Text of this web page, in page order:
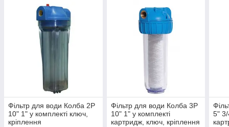
Фільтр для води Колба 2Р
10" 1" у комплекті ключ,
кріплення
Фільтр для води Колба 3Р
10" 1" у комплекті
картридж, ключ, кріплення
5" 3/